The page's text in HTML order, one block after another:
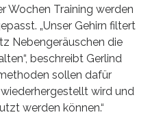
Wochen Training werden
„Unser Gehirn filtert
Nebengeräuschen die
beschreibt Gerlind
sollen dafür
wird und
werden können.“